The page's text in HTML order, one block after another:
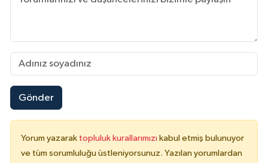
Gönder
Yorum yazarak topluluk kurallarımızı kabul etmiş bulunuyor
ve tüm sorumluluğu üstleniyorsunuz. Yazılan yorumlardan